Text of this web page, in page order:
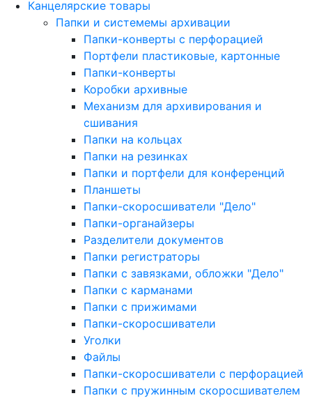
Канцелярские товары
Папки и системемы архивации
Папки-конверты с перфорацией
Портфели пластиковые, картонные
Папки-конверты
Коробки архивные
Механизм для архивирования и
сшивания
Папки на кольцах
Папки на резинках
Папки и портфели для конференций
Планшеты
Папки-скоросшиватели "Дело"
Папки-органайзеры
Разделители документов
Папки регистраторы
Папки с завязками, обложки "Дело"
Папки с карманами
Папки с прижимами
Папки-скоросшиватели
Уголки
Файлы
Папки-скоросшиватели с перфорацией
Папки с пружинным скоросшивателем